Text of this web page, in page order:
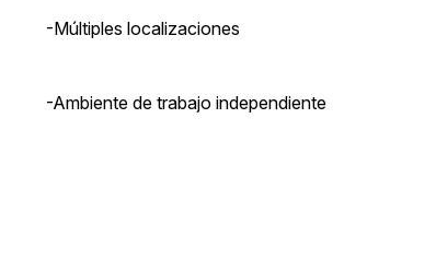
-Múltiples localizaciones
-Ambiente de trabajo independiente